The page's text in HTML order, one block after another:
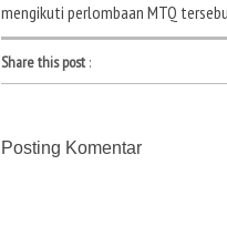
mengikuti perlombaan MTQ
Share this post:
Posting Komentar